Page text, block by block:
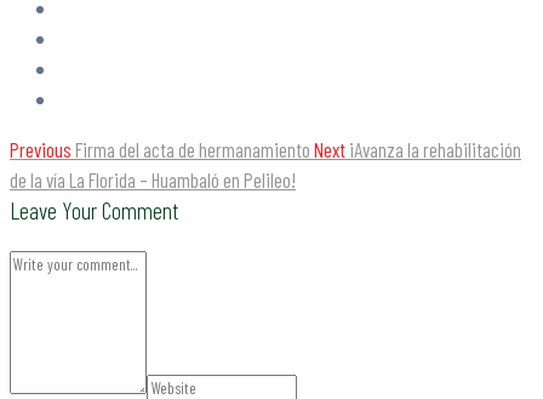
Previous Firma del acta de hermanamiento Next ¡Avanza la rehabilitación
de la vía La Florida – Huambaló en Pelileo!
Leave Your Comment